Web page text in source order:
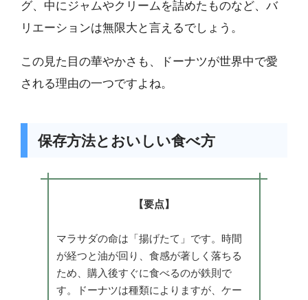
グ、中にジャムやクリームを詰めたものなど、バ
リエーションは無限大と言えるでしょう。
この見た目の華やかさも、ドーナツが世界中で愛
される理由の一つですよね。
保存方法とおいしい食べ方
【要点】
マラサダの命は「揚げたて」です。時間
が経つと油が回り、食感が著しく落ちる
ため、購入後すぐに食べるのが鉄則で
す。ドーナツは種類によりますが、ケー